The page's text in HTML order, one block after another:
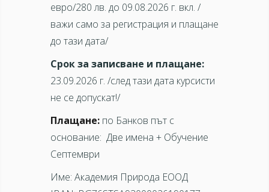
евро/280 лв. до 09.08.2026 г. вкл. /
важи само за регистрация и плащане
до тази дата/
Срок за записване и плащане:
23.09.2026 г. /след тази дата курсисти
не се допускат!/
Плащане: по Банков път с
основание: Две имена + Обучение
Септември
Име: Академия Природа ЕООД